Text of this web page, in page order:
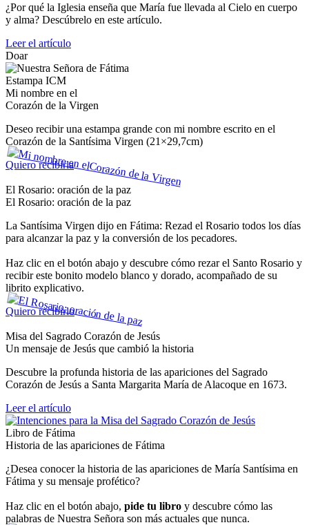
¿Por qué la Iglesia enseña que María fue llevada al Cielo en cuerpo
y alma? Descúbrelo en este artículo.
Leer el artículo
Doar
Estampa ICM
Mi nombre en el
Corazón de la Virgen
Deseo recibir una estampa grande con mi nombre escrito en el
Corazón de la Santísima Virgen (21×29,7cm)
Quiero recibirla
El Rosario: oración de la paz
El Rosario: oración de la paz
La Santísima Virgen dijo en Fátima: Rezad el Rosario todos los días
para alcanzar la paz y la conversión de los pecadores.
Haz clic en el botón abajo y descubre cómo rezar el Santo Rosario y
recibir este bonito modelo blanco y dorado, acompañado de su
librito explicativo.
Quiero recibirlo
Misa del Sagrado Corazón de Jesús
Un mensaje de Jesús que cambió la historia
Descubre la profunda historia de las apariciones del Sagrado
Corazón de Jesús a Santa Margarita María de Alacoque en 1673.
Leer el artículo
Libro de Fátima
Historia de las apariciones de Fátima
¿Desea conocer la historia de las apariciones de María Santísima en
Fátima y su mensaje profético?
Haz clic en el botón abajo, pide tu libro y descubre cómo las
palabras de Nuestra Señora son más actuales que nunca.